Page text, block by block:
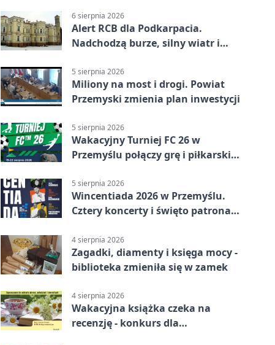
6 sierpnia 2026
Alert RCB dla Podkarpacia.
Nadchodzą burze, silny wiatr i
5 sierpnia 2026
Miliony na most i drogi. Powiat
Przemyski zmienia plan inwestycji
5 sierpnia 2026
Wakacyjny Turniej FC 26 w
Przemyślu połączy grę i piłkarski
5 sierpnia 2026
Wincentiada 2026 w Przemyślu.
Cztery koncerty i święto patrona
4 sierpnia 2026
Zagadki, diamenty i księga mocy -
biblioteka zmieniła się w zamek
4 sierpnia 2026
Wakacyjna książka czeka na
recenzję - konkurs dla